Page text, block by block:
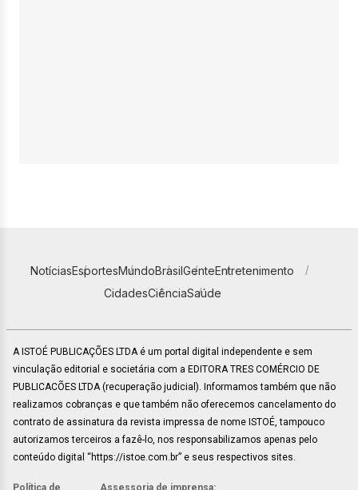
NotíciasEsportesMundoBrasilGenteEntretenimento
CidadesCiênciaSaúde
A ISTOÉ PUBLICAÇÕES LTDA é um portal digital independente e sem
vinculação editorial e societária com a EDITORA TRES COMÉRCIO DE
PUBLICACÕES LTDA (recuperação judicial). Informamos também que não
realizamos cobranças e que também não oferecemos cancelamento do
contrato de assinatura da revista impressa de nome ISTOÉ, tampouco
autorizamos terceiros a fazê-lo, nos responsabilizamos apenas pelo
conteúdo digital “https://istoe.com.br” e seus respectivos sites.
Política de Assessoria de imprensa: